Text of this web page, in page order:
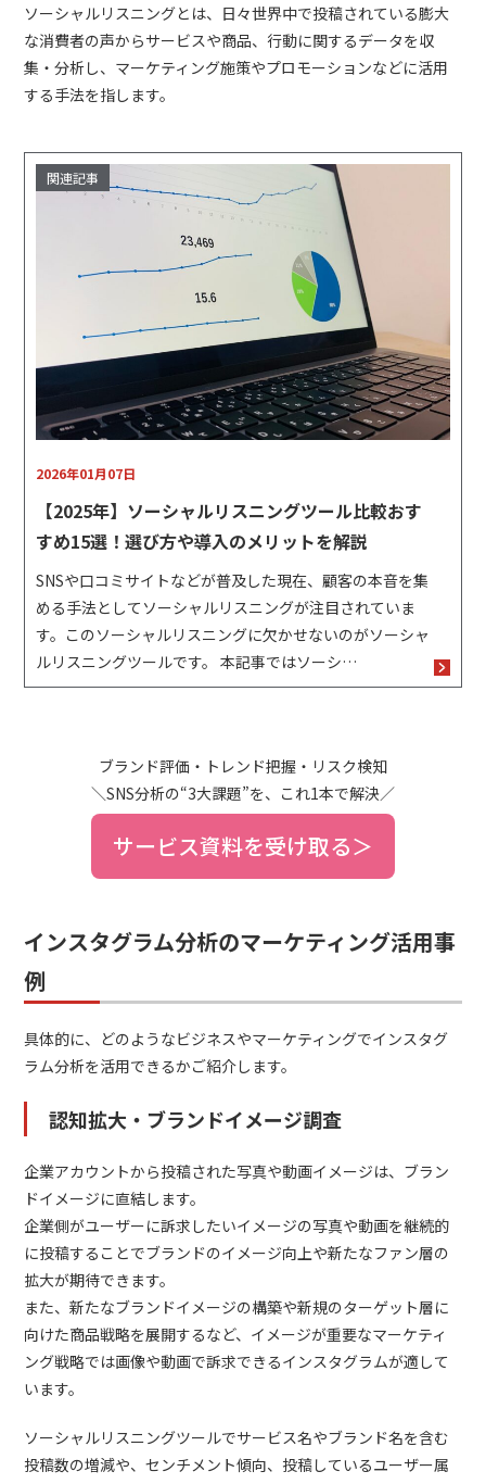
ソーシャルリスニングとは、日々世界中で投稿されている膨大
な消費者の声からサービスや商品、行動に関するデータを収
集・分析し、マーケティング施策やプロモーションなどに活用
する手法を指します。
2026年01月07日
【2025年】ソーシャルリスニングツール比較おす
すめ15選！選び方や導入のメリットを解説
SNSや口コミサイトなどが普及した現在、顧客の本音を集
める手法としてソーシャルリスニングが注目されていま
す。このソーシャルリスニングに欠かせないのがソーシャ
ルリスニングツールです。 本記事ではソーシ…
ブランド評価・トレンド把握・リスク検知
＼SNS分析の“3大課題”を、これ1本で解決／
サービス資料を受け取る＞
インスタグラム分析のマーケティング活用事
例
具体的に、どのようなビジネスやマーケティングでインスタグ
ラム分析を活用できるかご紹介します。
認知拡大・ブランドイメージ調査
企業アカウントから投稿された写真や動画イメージは、ブラン
ドイメージに直結します。
企業側がユーザーに訴求したいイメージの写真や動画を継続的
に投稿することでブランドのイメージ向上や新たなファン層の
拡大が期待できます。
また、新たなブランドイメージの構築や新規のターゲット層に
向けた商品戦略を展開するなど、イメージが重要なマーケティ
ング戦略では画像や動画で訴求できるインスタグラムが適して
います。
ソーシャルリスニングツールでサービス名やブランド名を含む
投稿数の増減や、センチメント傾向、投稿しているユーザー属